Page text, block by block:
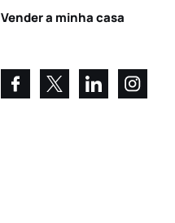
Vender a minha casa